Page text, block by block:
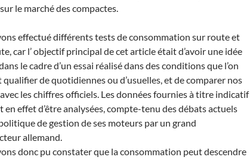
le marché des compactes.
effectué différents tests de consommation sur route et
car l’ objectif principal de cet article était d’avoir une idée
le cadre d’un essai réalisé dans des conditions que l’on
de quotidiennes ou d’usuelles, et de comparer nos
les chiffres officiels. Les données fournies à titre indicatif
en effet d’être analysées, compte-tenu des débats actuels
de gestion de ses moteurs par un grand
allemand.
donc pu constater que la consommation peut descendre